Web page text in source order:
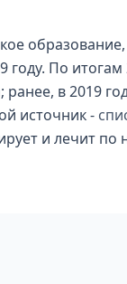
году. По
в 2019
источник -
и лечит